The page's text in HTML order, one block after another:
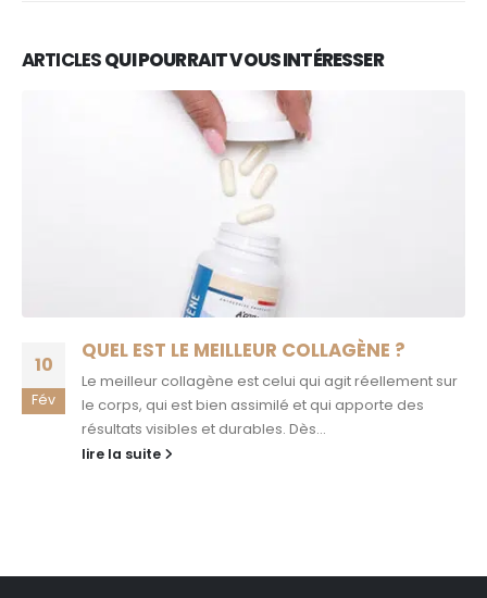
ARTICLESQUI POURRAIT VOUS INTÉRESSER
10
Fév
QUEL EST LE MEILLEUR COLLAGÈNE ?
Le meilleur collagène est celui qui agit réellement sur
le corps, qui est bien assimilé et qui apporte des
résultats visibles et durables. Dès...
lire la suite